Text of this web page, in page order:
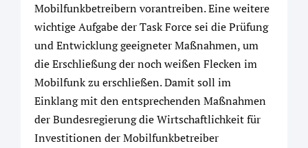
Mobilfunkbetreibern vorantreiben. Eine weitere
wichtige Aufgabe der Task Force sei die Prüfung
und Entwicklung geeigneter Maßnahmen, um
die Erschließung der noch weißen Flecken im
Mobilfunk zu erschließen. Damit soll im
Einklang mit den entsprechenden Maßnahmen
der Bundesregierung die Wirtschaftlichkeit für
Investitionen der Mobilfunkbetreiber